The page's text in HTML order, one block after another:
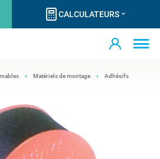
CALCULATEURS
Matériels de montage Adhésifs